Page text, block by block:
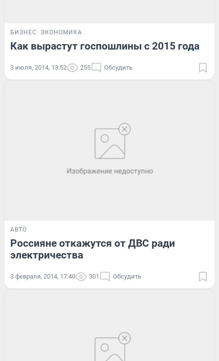
БИЗНЕС ЭКОНОМИКА
Как вырастут госпошлины с 2015 года
3 июля, 2014, 13:52 255 Обсудить
АВТО
Россияне откажутся от ДВС ради
электричества
3 февраля, 2014, 17:40 301 Обсудить